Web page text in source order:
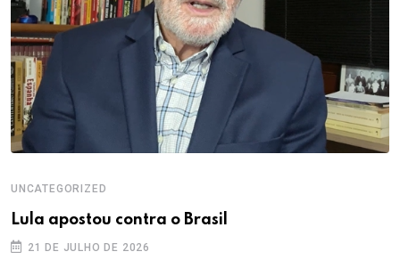
UNCATEGORIZED
Lula apostou contra o Brasil
21 DE JULHO DE 2026